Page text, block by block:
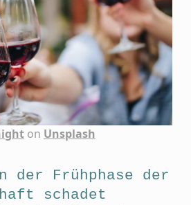
on Unsplash
der Frühphase der
schadet